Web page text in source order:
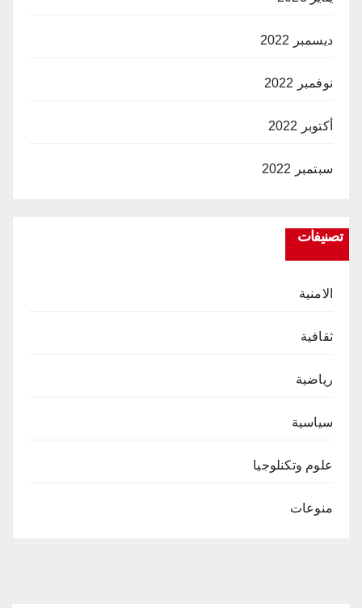
ديسمبر 2022
نوفمبر 2022
أكتوبر 2022
سبتمبر 2022
تصنيفات
الامنية
ثقافية
رياضية
سياسية
علوم وتكنلوجيا
منوعات